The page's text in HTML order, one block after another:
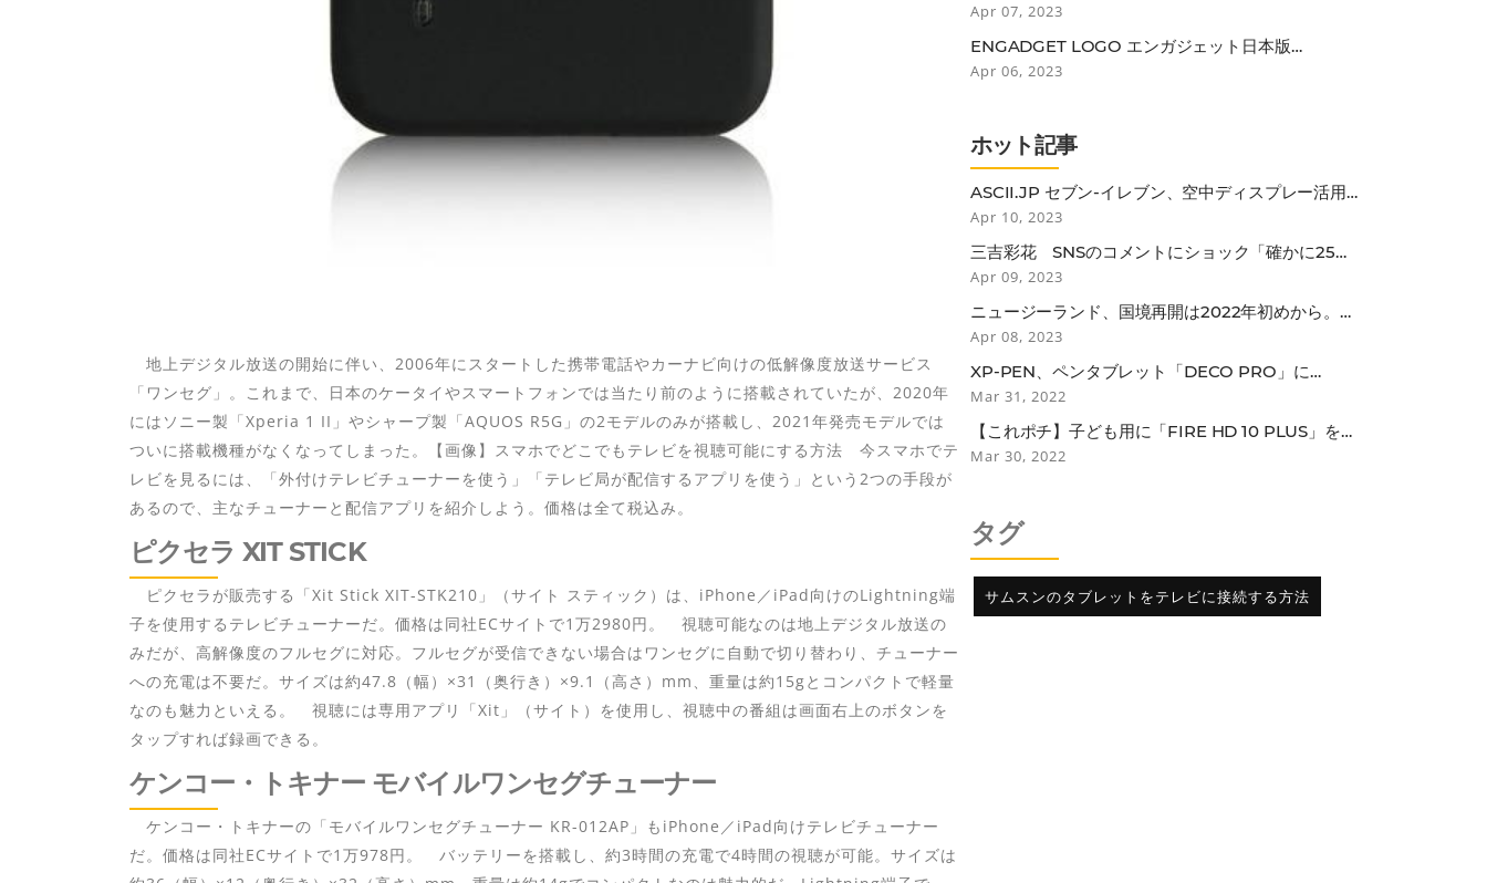
地上デジタル放送の開始に伴い、2006年にスタートした携帯電話やカーナビ向けの低解像度放送サービス
「ワンセグ」。これまで、日本のケータイやスマートフォンでは当たり前のように搭載されていたが、2020年
にはソニー製「Xperia 1 II」やシャープ製「AQUOS R5G」の2モデルのみが搭載し、2021年発売モデルでは
ついに搭載機種がなくなってしまった。【画像】スマホでどこでもテレビを視聴可能にする方法 今スマホでテ
レビを見るには、「外付けテレビチューナーを使う」「テレビ局が配信するアプリを使う」という2つの手段が
あるので、主なチューナーと配信アプリを紹介しよう。価格は全て税込み。
ピクセラ XIT STICK
ピクセラが販売する「Xit Stick XIT-STK210」（サイト スティック）は、iPhone／iPad向けのLightning端
子を使用するテレビチューナーだ。価格は同社ECサイトで1万2980円。 視聴可能なのは地上デジタル放送の
みだが、高解像度のフルセグに対応。フルセグが受信できない場合はワンセグに自動で切り替わり、チューナー
への充電は不要だ。サイズは約47.8（幅）×31（奥行き）×9.1（高さ）mm、重量は約15gとコンパクトで軽量
なのも魅力といえる。 視聴には専用アプリ「Xit」（サイト）を使用し、視聴中の番組は画面右上のボタンを
タップすれば録画できる。
ケンコー・トキナー モバイルワンセグチューナー
ケンコー・トキナーの「モバイルワンセグチューナー KR-012AP」もiPhone／iPad向けテレビチューナー
だ。価格は同社ECサイトで1万978円。 バッテリーを搭載し、約3時間の充電で4時間の視聴が可能。サイズは
Apr 07, 2023
ENGADGET LOGO エンガジェット日本版
NINTENDO SWITCH ONLINEのN64ゲームに改
善。グラフィック再現性向上や入力遅延減少
Apr 06, 2023
ホット記事
ASCII.JP セブン-イレブン、空中ディスプレー活用
の非接触セルフレジ
Apr 10, 2023
三吉彩花 SNSのコメントにショック「確かに25歳
にしては垂れているかも…」
Apr 09, 2023
ニュージーランド、国境再開は2022年初めから。低
リスク国のワクチン接種者は隔離免除
Apr 08, 2023
XP-PEN、ペンタブレット「DECO PRO」に
BLUETOOTH接続モデル
Mar 31, 2022
【これポチ】子ども用に「FIRE HD 10 PLUS」を買
ったらなぜか子どもよりも自分がガッツリ使ってし
Mar 30, 2022
タグ
サムスンのタブレットをテレビに接続する方法